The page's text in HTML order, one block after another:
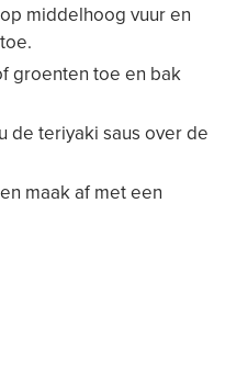
middelhoog vuur en
groenten toe en bak
de teriyaki saus over de
maak af met een